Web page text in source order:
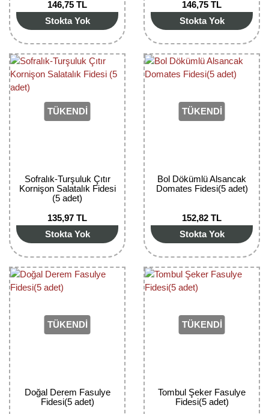
146,75 TL
Stokta Yok
146,75 TL
Stokta Yok
TÜKENDİ
Sofralık-Turşuluk Çıtır
Kornişon Salatalık Fidesi
(5 adet)
135,97 TL
Stokta Yok
TÜKENDİ
Bol Dökümlü Alsancak
Domates Fidesi(5 adet)
152,82 TL
Stokta Yok
TÜKENDİ
Doğal Derem Fasulye
Fidesi(5 adet)
TÜKENDİ
Tombul Şeker Fasulye
Fidesi(5 adet)
Bektaşi Üzümü Fidanı
Böğürtlen Fidanı
Ceviz Fidanı
Dut Fidanı
Elma Fidanı
Fidan Anaçları ve Aşı Kalemleri
Fındık Fidanı
Frenk Üzümü Fidanı
Girebolu Fidanı
Goji Berry Fidanı
Hünnap Fidanı
Kayısı Fidanı
Nostaljik Güller
Peyzaj Gülleri
Sarmaşık(Çardak) Gül Fidanları
Ters Lale Soğanı
Yılbaşı Gülü Çiçeği
Zambak Soğanı